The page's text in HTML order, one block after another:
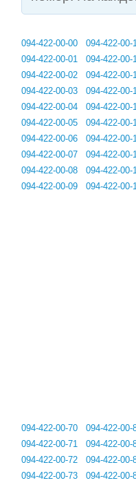
094-422-00-00
094-422-00-01
094-422-00-02
094-422-00-03
094-422-00-04
094-422-00-05
094-422-00-06
094-422-00-07
094-422-00-08
094-422-00-09
094-422-00-
094-422-00-
094-422-00-
094-422-00-
094-422-00-
094-422-00-
094-422-00-
094-422-00-
094-422-00-
094-422-00-
094-422-00-70
094-422-00-71
094-422-00-72
094-422-00-73
094-422-00-
094-422-00-
094-422-00-
094-422-00-